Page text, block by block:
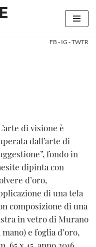
FB - IG -TWTR
di visione è
dall’arte di
fondo in
dipinta con
d’oro,
di una tela
composizione di una
in vetro di Murano
mano) e foglia d’oro,